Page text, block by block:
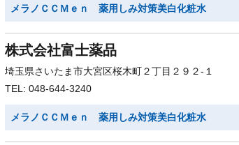
メラノＣＣＭｅｎ 薬用しみ対策美白化粧水
株式会社富士薬品
埼玉県さいたま市大宮区桜木町２丁目２９２-１
TEL: 048-644-3240
メラノＣＣＭｅｎ 薬用しみ対策美白化粧水